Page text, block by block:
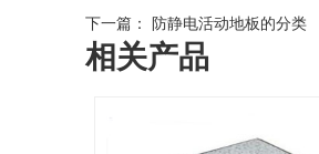
下一篇：
防静电活动地板的分类
相关产品